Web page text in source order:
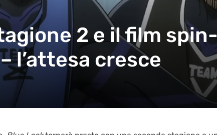
2 e il film
l’attesa cresce